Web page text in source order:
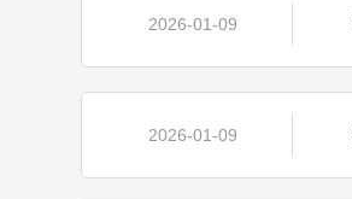
2026-01-09
2026-01-09